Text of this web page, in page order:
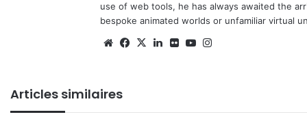
use of web tools, he has always awaited the
bespoke animated worlds or unfamiliar virtual
We Fa
X
Lin Fli Yo
Articles similaires